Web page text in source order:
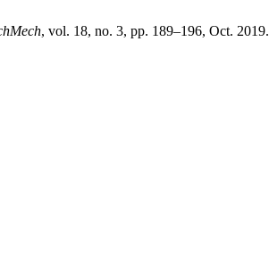
, vol. 18, no. 3, pp. 189–196, Oct. 2019.